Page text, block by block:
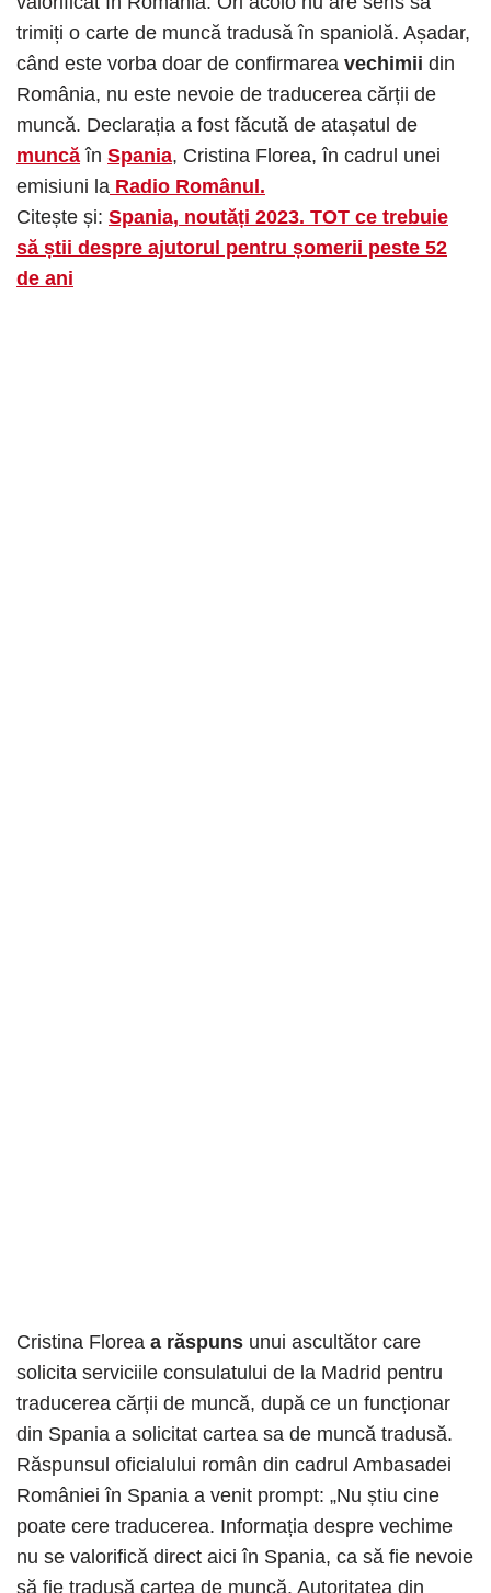
trimiți o carte de muncă tradusă în spaniolă. Așadar,
când este vorba doar de confirmarea vechimii din
România, nu este nevoie de traducerea cărții de
muncă. Declarația a fost făcută de atașatul de
muncă în Spania, Cristina Florea, în cadrul unei
emisiuni la Radio Românul.
Citește și: Spania, noutăți 2023. TOT ce trebuie
să știi despre ajutorul pentru șomerii peste 52
de ani
Cristina Florea a răspuns unui ascultător care
solicita serviciile consulatului de la Madrid pentru
traducerea cărții de muncă, după ce un funcționar
din Spania a solicitat cartea sa de muncă tradusă.
Răspunsul oficialului român din cadrul Ambasadei
României în Spania a venit prompt: „Nu știu cine
poate cere traducerea. Informația despre vechime
nu se valorifică direct aici în Spania, ca să fie nevoie
să fie tradusă cartea de muncă. Autoritatea din